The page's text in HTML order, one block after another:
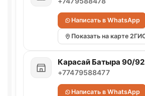
Написать в WhatsApp
Показать на карте
Карасай Батыра 90/92
+77479588477
Написать в WhatsApp